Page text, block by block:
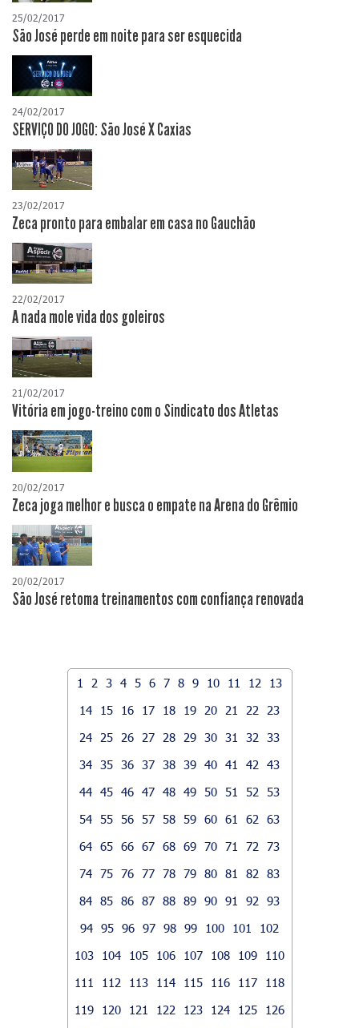
25/02/2017
São José perde em noite para ser esquecida
24/02/2017
SERVIÇO DO JOGO: São José X Caxias
23/02/2017
Zeca pronto para embalar em casa no Gauchão
22/02/2017
A nada mole vida dos goleiros
21/02/2017
Vitória em jogo-treino com o Sindicato dos Atletas
20/02/2017
Zeca joga melhor e busca o empate na Arena do Grêmio
20/02/2017
São José retoma treinamentos com confiança renovada
1 2 3 4 5 6 7 8 9 10 11 12
13
14
15 16 17 18 19 20 21 22
23
24
25 26 27 28 29 30 31 32
33
34 35 36 37 38 39 40 41 42
43
44 45 46 47 48 49 50 51 52
53
54 55 56 57 58 59 60 61 62
63
64 65 66 67 68 69 70 71 72
73
74 75 76 77 78 79 80 81 82
83
84 85 86 87 88 89 90 91 92
93
94 95 96 97 98 99 100 101
102
103
104 105 106 107 108 109
110
111
112 113 114 115 116 117
118
119
120 121 122 123 124 125
126